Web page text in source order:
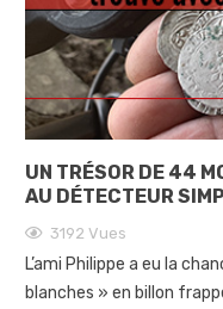
UN TRÉSOR DE 44
AU DÉTECTEUR
3192 Vues
L’ami Philippe a eu la
blanches » en billon